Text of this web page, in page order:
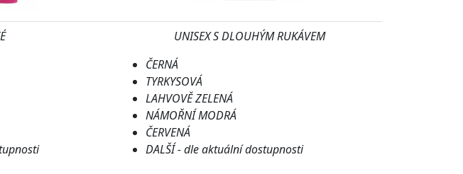
UNISEX S DLOUHÝM RUKÁVEM
ČERNÁ
TYRKYSOVÁ
LAHVOVĚ ZELENÁ
NÁMOŘNÍ MODRÁ
ČERVENÁ
DALŠÍ - dle aktuální dostupnosti